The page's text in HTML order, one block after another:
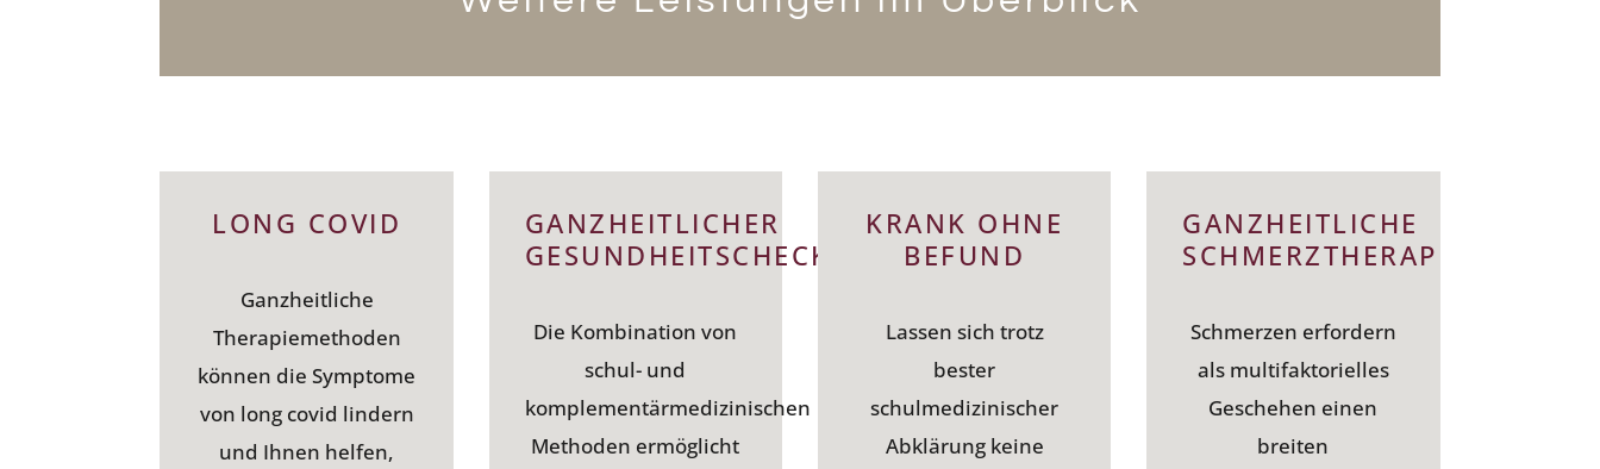
LONG COVID
Ganzheitliche
Therapiemethoden
können die Symptome
von long covid lindern
und Ihnen helfen,
GANZHEITLICHER
GESUNDHEITSCHECK
Die Kombination von
schul- und
komplementärmedizinischen
Methoden ermöglicht
KRANK OHNE
BEFUND
Lassen sich trotz
bester
schulmedizinischer
Abklärung keine
GANZHEITLICHE
SCHMERZTHERAPIE
Schmerzen erfordern
als multifaktorielles
Geschehen einen
breiten